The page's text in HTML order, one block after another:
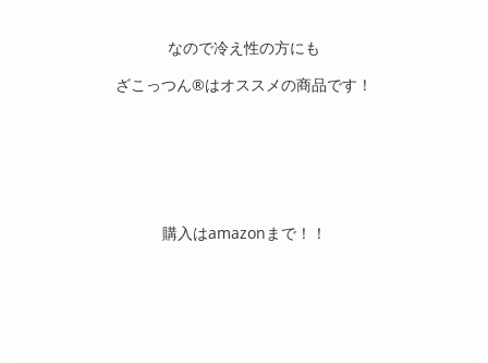
なので冷え性の方にも
ざこっつん®︎はオススメの商品です！
購入はamazonまで！！